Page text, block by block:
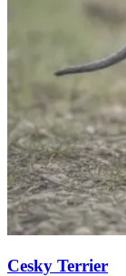
Cesky Terrier